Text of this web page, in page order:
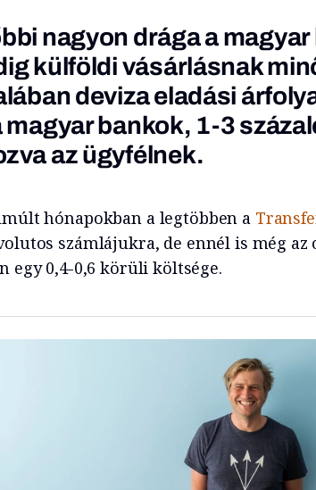
nagyon drága a
külföldi vásárlásnak
deviza eladási
magyar bankok, 1-3
az ügyfélnek.
hónapokban a legtöbben a
számlájukra, de ennél is még
egy 0,4-0,6 körüli költsége.